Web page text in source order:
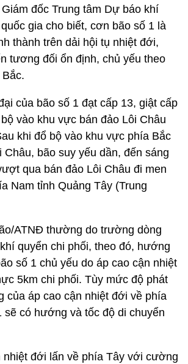
đốc Trung tâm Dự báo khí
gia cho biết, cơn bão số 1 là
thành trên dải hội tụ nhiệt đới,
tương đối ổn định, chủ yếu theo
của bão số 1 đạt cấp 13, giật cấp
vào khu vực bán đảo Lôi Châu
khi đổ bộ vào khu vực phía Bắc
Châu, bão suy yếu dần, đến sáng
qua bán đảo Lôi Châu đi men
Nam tỉnh Quảng Tây (Trung
ATNĐ thường do trường dòng
quyển chi phối, theo đó, hướng
số 1 chủ yếu do áp cao cận nhiệt
5km chi phối. Tùy mức độ phát
của áp cao cận nhiệt đới về phía
sẽ có hướng và tốc độ di chuyển
nhiệt đới lấn về phía Tây với cường